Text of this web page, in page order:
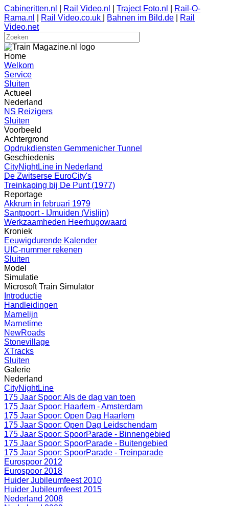
Cabineritten.nl Rail Video.nl Traject Foto.nl
Rail-O-
Rama.nl
Rail Video.co.uk Bahnen im Bild.de
Rail
Video.net
Home
Welkom
Service
Sluiten
Actueel
Nederland
NS Reizigers
Sluiten
Voorbeeld
Achtergrond
Opdrukdiensten Gemmenicher Tunnel
Geschiedenis
CityNightLine in Nederland
De Zwitserse EuroCity's
Treinkaping bij De Punt (1977)
Reportage
Akkrum in februari 1979
Santpoort - IJmuiden (Vislijn)
Werkzaamheden Heerhugowaard
Kroniek
Eeuwigdurende Kalender
UIC-nummer rekenen
Sluiten
Model
Simulatie
Microsoft Train Simulator
Introductie
Handleidingen
Marnelijn
Marnetime
NewRoads
Stonevillage
XTracks
Sluiten
Galerie
Nederland
CityNightLine
175 Jaar Spoor: Als de dag van toen
175 Jaar Spoor: Haarlem - Amsterdam
175 Jaar Spoor: Open Dag Haarlem
175 Jaar Spoor: Open Dag Leidschendam
175 Jaar Spoor: SpoorParade - Binnengebied
175 Jaar Spoor: SpoorParade - Buitengebied
175 Jaar Spoor: SpoorParade - Treinparade
Eurospoor 2012
Eurospoor 2018
Huider Jubileumfeest 2010
Huider Jubileumfeest 2015
Nederland 2008